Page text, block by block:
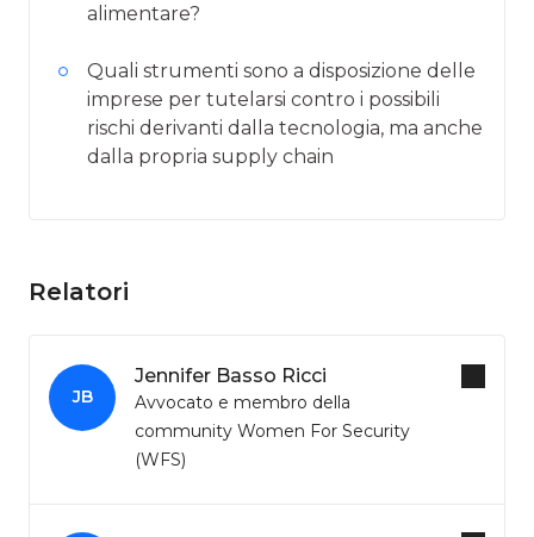
alimentare?
Quali strumenti sono a disposizione delle
imprese per tutelarsi contro i possibili
rischi derivanti dalla tecnologia, ma anche
dalla propria supply chain
Relatori
JB
Jennifer Basso Ricci
Avvocato e membro della
community Women For Security
(WFS)